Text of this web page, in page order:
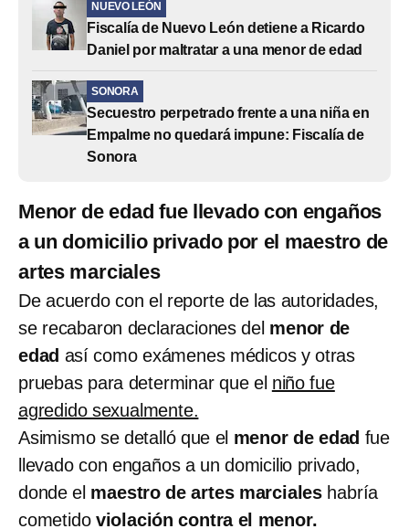
NUEVO LEÓN
Fiscalía de Nuevo León detiene a Ricardo
Daniel por maltratar a una menor de edad
SONORA
Secuestro perpetrado frente a una niña en
Empalme no quedará impune: Fiscalía de
Sonora
Menor de edad fue llevado con engaños
a un domicilio privado por el maestro de
artes marciales
De acuerdo con el reporte de las autoridades,
se recabaron declaraciones del menor de
edad así como exámenes médicos y otras
pruebas para determinar que el niño fue
agredido sexualmente.
Asimismo se detalló que el menor de edad fue
llevado con engaños a un domicilio privado,
donde el maestro de artes marciales habría
cometido violación contra el menor.